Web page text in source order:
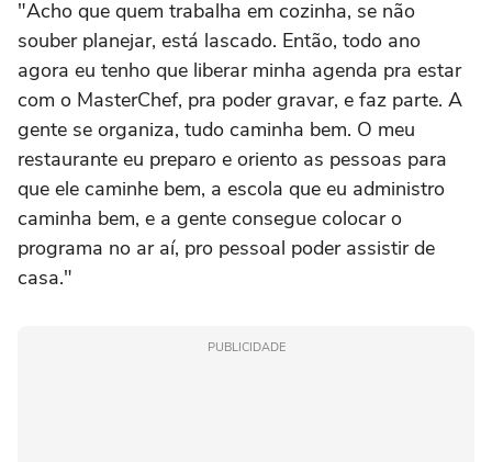
"Acho que quem trabalha em cozinha, se não
souber planejar, está lascado. Então, todo ano
agora eu tenho que liberar minha agenda pra estar
com o MasterChef, pra poder gravar, e faz parte. A
gente se organiza, tudo caminha bem. O meu
restaurante eu preparo e oriento as pessoas para
que ele caminhe bem, a escola que eu administro
caminha bem, e a gente consegue colocar o
programa no ar aí, pro pessoal poder assistir de
casa."
PUBLICIDADE